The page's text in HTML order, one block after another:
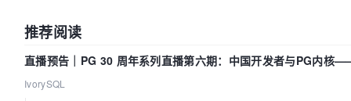
推荐阅读
直播预告｜PG 30 周年系列直播第六期：中国开发者与PG内核
么？
IvorySQL